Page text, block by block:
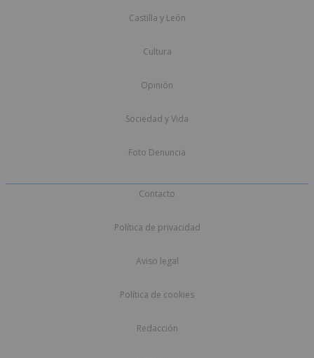
Castilla y León
Cultura
Opinión
Sociedad y Vida
Foto Denuncia
Contacto
Política de privacidad
Aviso legal
Política de cookies
Redacción